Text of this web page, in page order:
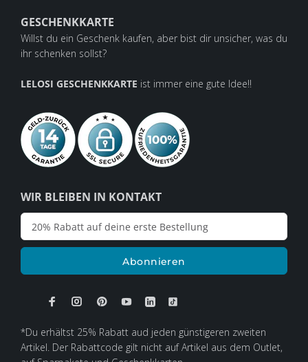
WIR BLEIBEN IN KONTAKT
Abonnieren
GESCHENKKARTE
Willst du ein Geschenk kaufen, aber bist dir unsicher, was du
ihr schenken sollst?
LELOSI GESCHENKKARTE ist immer eine gute Idee!!
*Du erhältst 25% Rabatt aud jeden günstigeren zweiten
Artikel. Der Rabattcode gilt nicht auf Artikel aus dem Outlet,